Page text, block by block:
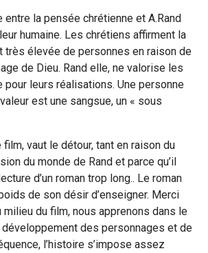
entre la pensée chrétienne et A.Rand
humaine. Les chrétiens affirment la
très élevée de personnes en raison de
de Dieu. Rand elle, ne valorise les
pour leurs réalisations. Une personne
est une sangsue, un « sous
vaut le détour, tant en raison du
du monde de Rand et parce qu’il
d’un roman trop long.. Le roman
de son désir d’enseigner. Merci
milieu du film, nous apprenons dans le
des personnages et de
l’histoire s’impose assez